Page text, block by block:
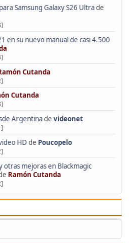
Samsung Galaxy S26 Ultrade
en su nuevo manual de casi 4.500
Cutanda
Cutanda
Argentinade videonet
HD de Poucopelo
otras mejoras en Blackmagic
Ramón Cutanda